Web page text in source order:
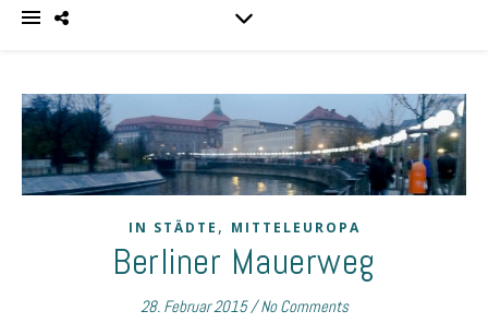
IN STÄDTE , MITTELEUROPA
Berliner Mauerweg
28. Februar 2015/ No Comments